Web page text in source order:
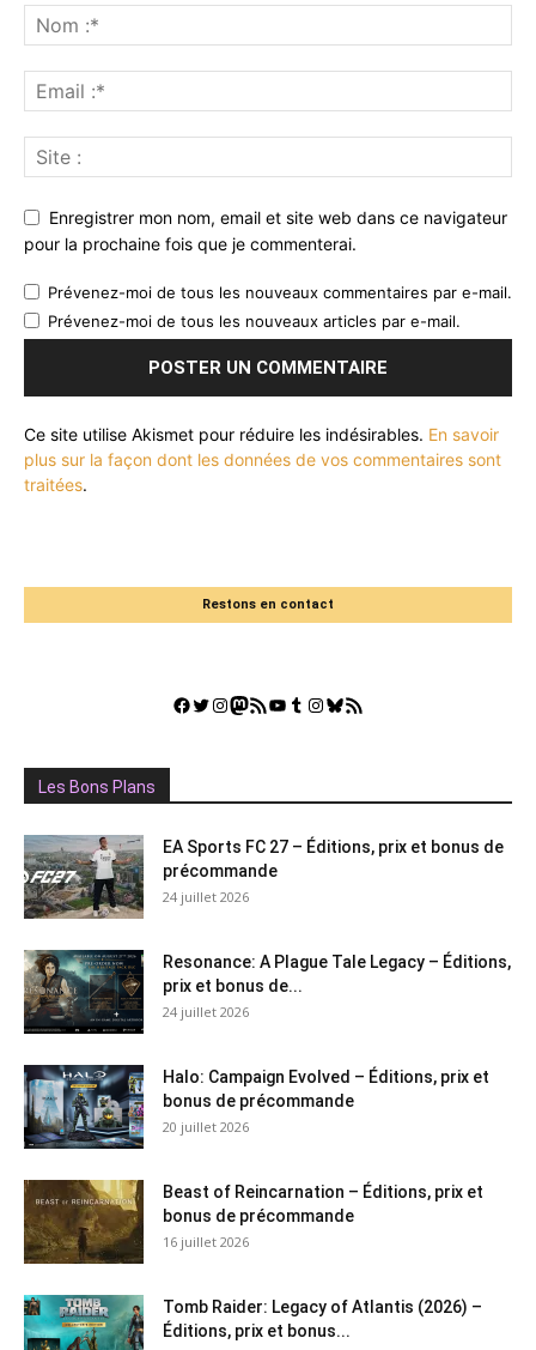
Enregistrer mon nom, email et site web dans ce navigateur
pour la prochaine fois que je commenterai.
Prévenez-moi de tous les nouveaux commentaires par e-mail.
Prévenez-moi de tous les nouveaux articles par e-mail.
Ce site utilise Akismet pour réduire les indésirables. En savoir
plus sur la façon dont les données de vos commentaires sont
traitées.
Restons en contact
Facebook
Twitter
Instagram
Mastodon
Flux RSSYouTube
Tumblr
Instagram
Bluesky
GestGame
Les Bons Plans
EA Sports FC 27 – Éditions, prix et bonus de
précommande
24 juillet 2026
Resonance: A Plague Tale Legacy – Éditions,
prix et bonus de...
24 juillet 2026
Halo: Campaign Evolved – Éditions, prix et
bonus de précommande
20 juillet 2026
Beast of Reincarnation – Éditions, prix et
bonus de précommande
16 juillet 2026
Tomb Raider: Legacy of Atlantis (2026) –
Éditions, prix et bonus...